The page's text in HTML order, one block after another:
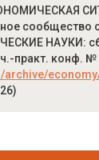
сообщество
НАУКИ: сб.
практ. конф. №
archive/